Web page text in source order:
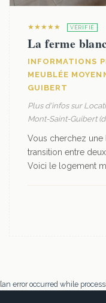
★★★★★ VÉRIFIÉ
La ferme
INFORMATIONS
MEUBLÉE
GUIBERT
Plus d'infos sur
Mont-Saint-Guibert
Vous cherchez une
transition entre
Voici le logement
[an error occurred while